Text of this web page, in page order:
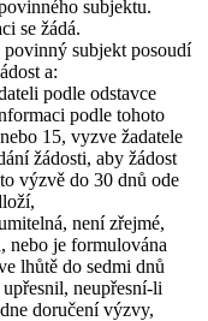
subjektu.
se žádá.
povinný subjekt posoudí
a:
podle odstavce
podle tohoto
15, vyzve žadatele
žádosti, aby žádost
výzvě do 30 dnů ode
není zřejmé,
nebo je formulována
lhůtě do sedmi dnů
neupřesní-li
doručení výzvy,